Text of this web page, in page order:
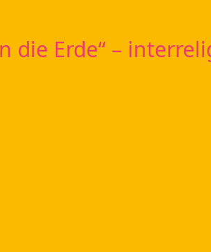
die Erde“ –